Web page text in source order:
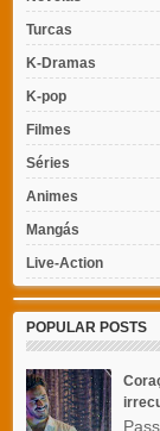
Turcas
K-Dramas
K-pop
Filmes
Séries
Animes
Mangás
Live-Action
POPULAR POSTS